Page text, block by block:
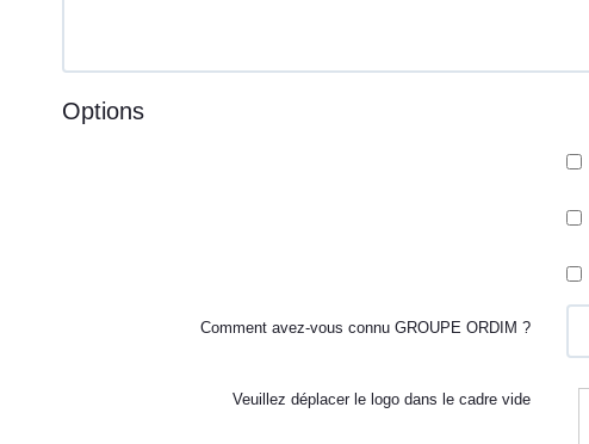
Options
Comment avez-vous connu GROUPE ORDIM ?
Veuillez déplacer le logo dans le cadre vide